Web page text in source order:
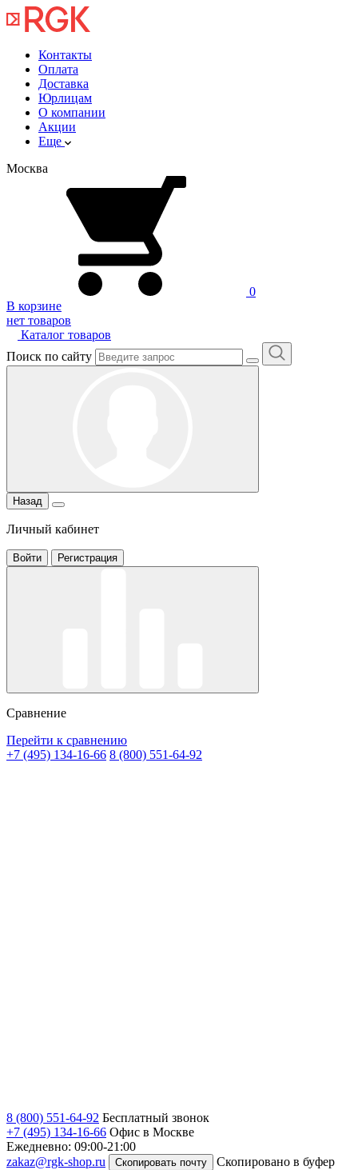
Контакты
Оплата
Доставка
Юрлицам
О компании
Акции
Еще
Москва
0
В корзине
нет товаров
Каталог товаров
Поиск по сайту
Назад
Личный кабинет
Войти Регистрация
Сравнение
Перейти к сравнению
+7 (495) 134-16-66 8 (800) 551-64-92
8 (800) 551-64-92 Бесплатный звонок
+7 (495) 134-16-66 Офис в Москве
Ежедневно: 09:00-21:00
zakaz@rgk-shop.ru
Скопировать почту
Скопировано в буфер